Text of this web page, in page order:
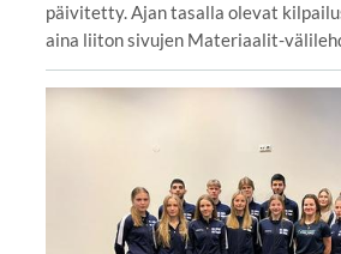
päivitetty. Ajan tasalla olevat
aina liiton sivujen Materiaalit-